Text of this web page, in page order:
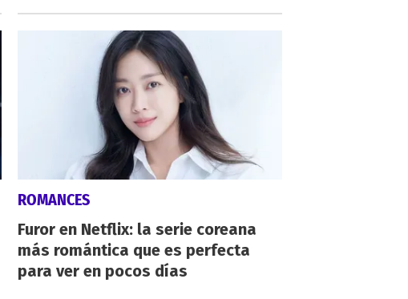
ROMANCES
Furor en Netflix: la serie coreana
más romántica que es perfecta
para ver en pocos días